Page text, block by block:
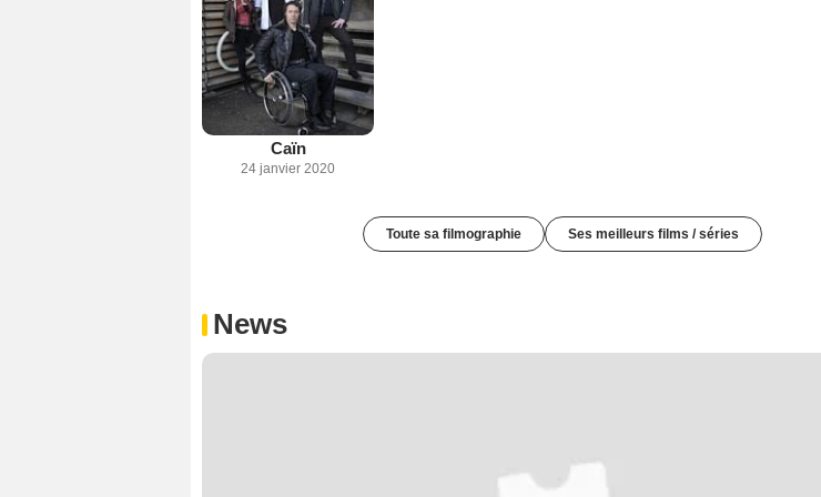
Caïn
24 janvier 2020
Toute sa filmographie Ses meilleurs films / séries
News